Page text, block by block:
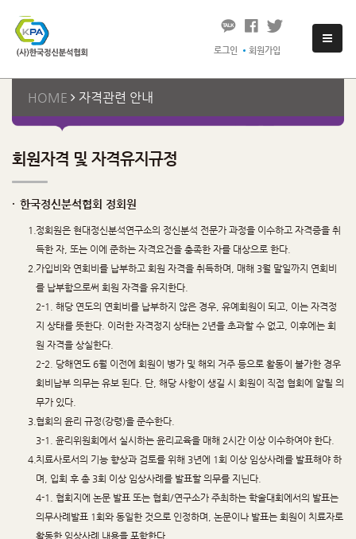
로그인 회원가입
HOME 자격관련 안내
회원자격 및 자격유지규정
· 한국정신분석협회 정회원
1. 정회원은 현대정신분석연구소의 정신분석 전문가 과정을 이수하고 자격증을 취
득한 자, 또는 이에 준하는 자격요건을 충족한 자를 대상으로 한다.
2.가입비와 연회비를 납부하고 회원 자격을 취득하며, 매해 3월 말일까지 연회비
를 납부함으로써 회원 자격을 유지한다.
2-1. 해당 연도의 연회비를 납부하지 않은 경우, 유예회원이 되고, 이는 자격정
지 상태를 뜻한다. 이러한 자격정지 상태는 2년을 초과할 수 없고, 이후에는 회
원 자격을 상실한다.
2-2. 당해연도 6월 이전에 회원이 병가 및 해외 거주 등으로 활동이 불가한 경우
회비납부 의무는 유보 된다. 단, 해당 사항이 생길 시 회원이 직접 협회에 알릴 의
무가 있다.
3. 협회의 윤리 규정(강령)을 준수한다.
3-1. 윤리위원회에서 실시하는 윤리교육을 매해 2시간 이상 이수하여야 한다.
4. 치료사로서의 기능 향상과 검토를 위해 3년에 1회 이상 임상사례를 발표해야 하
며, 입회 후 총 3회 이상 임상사례를 발표할 의무를 지닌다.
4-1. 협회지에 논문 발표 또는 협회/연구소가 주최하는 학술대회에서의 발표는
의무사례발표 1회와 동일한 것으로 인정하며, 논문이나 발표는 회원이 치료자로
활동한 임상사례 내용을 포함한다.